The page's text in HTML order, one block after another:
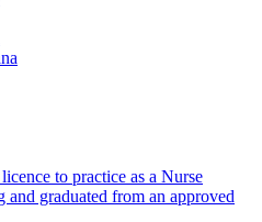
to practice as a Nurse
and graduated from an approved